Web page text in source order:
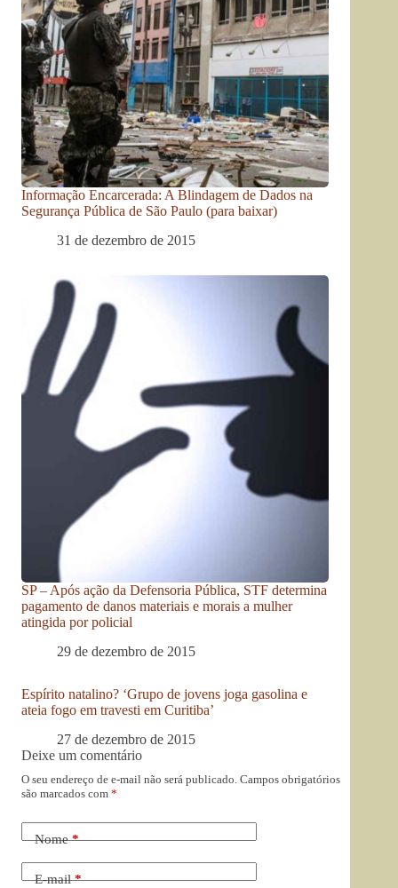
Informação Encarcerada: A Blindagem de Dados na
Segurança Pública de São Paulo (para baixar)
31 de dezembro de 2015
SP – Após ação da Defensoria Pública, STF determina
pagamento de danos materiais e morais a mulher
atingida por policial
29 de dezembro de 2015
Espírito natalino? ‘Grupo de jovens joga gasolina e
ateia fogo em travesti em Curitiba’
27 de dezembro de 2015
Deixe um comentário
O seu endereço de e-mail não será publicado. Campos obrigatórios
são marcados com *
Nome*
E-mail*